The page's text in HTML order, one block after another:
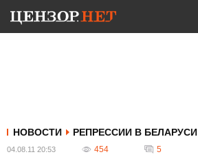
НОВОСТИ РЕПРЕССИИ В БЕЛАРУСИ
04.08.11 20:53 454 5